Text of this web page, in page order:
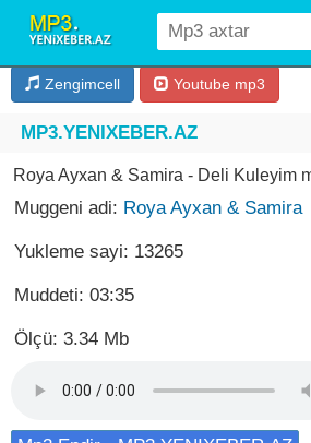
Zengimcell Youtube mp3
MP3.YENIXEBER.AZ
Roya Ayxan & Samira - Deli Kuleyim
Muggeni adi: Roya Ayxan & Samira
Yukleme sayi: 13265
Muddeti: 03:35
Ölçü: 3.34 Mb